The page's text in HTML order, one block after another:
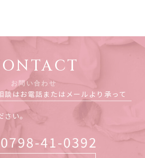
お問い合わせ
談はお電話またはメールより承って
さい。